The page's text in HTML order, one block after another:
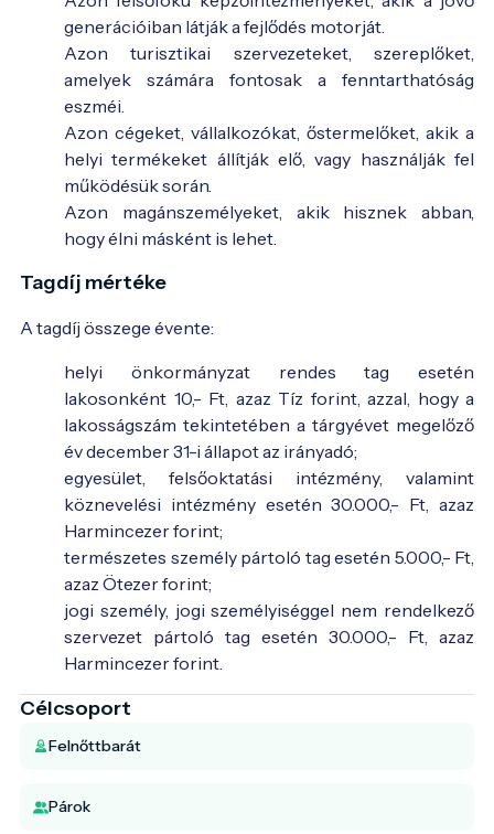
generációiban látják a fejlődés motorját.
Azon turisztikai szervezeteket, szereplőket,
amelyek számára fontosak a fenntarthatóság
eszméi.
Azon cégeket, vállalkozókat, őstermelőket, akik a
helyi termékeket állítják elő, vagy használják fel
működésük során.
Azon magánszemélyeket, akik hisznek abban,
hogy élni másként is lehet.
Tagdíj mértéke
A tagdíj összege évente:
helyi önkormányzat rendes tag esetén
lakosonként 10,- Ft, azaz Tíz forint, azzal, hogy a
lakosságszám tekintetében a tárgyévet megelőző
év december 31-i állapot az irányadó;
egyesület, felsőoktatási intézmény, valamint
köznevelési intézmény esetén 30.000,- Ft, azaz
Harmincezer forint;
természetes személy pártoló tag esetén 5.000,- Ft,
azaz Ötezer forint;
jogi személy, jogi személyiséggel nem rendelkező
szervezet pártoló tag esetén 30.000,- Ft, azaz
Harmincezer forint.
Célcsoport
Felnőttbarát
Párok